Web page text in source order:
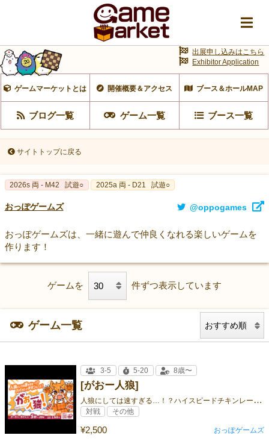
ゲームマーケットとは 開催概要＆アクセス ブース＆ホールMAP
ブログ一覧 ゲーム一覧 ブース一覧
出展申し込みはこちら
Exhibitor Application
サイトトップに戻る
2026s 両 - M42 試遊○ 2025a 両 - D21 試遊○
おっぽゲームズ @oppogames
おっぽゲームズは、一緒に遊んで仲良くなれる楽しいゲームを
作ります！
ゲームを 件ずつ表示しています
ゲーム一覧
[がおー人狼]
人
狼にしては速すぎる…！？ハイスピードチキンレース「がおー人狼」！
¥2,500
3-5 5-20 8歳〜
対戦 その他
おっぽゲームズ